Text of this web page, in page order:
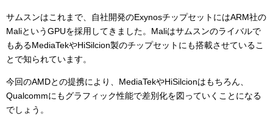
サムスンはこれまで、自社開発のExynosチップセットにはARM社の
MaliというGPUを採用してきました。Maliはサムスンのライバルで
もあるMediaTekやHiSilcion製のチップセットにも搭載させているこ
とで知られています。
今回のAMDとの提携により、 MediaTekやHiSilcionはもちろん、
Qualcommにもグラフィック性能で差別化を図っていくことになる
でしょう。